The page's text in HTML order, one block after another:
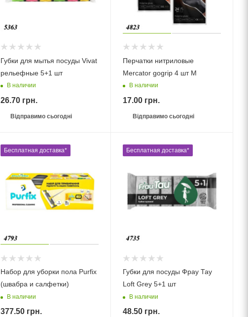
Губки для мытья посуды Vivat
рельефные 5+1 шт
В наличии
26.70грн.
Відправимо сьогодні
Перчатки нитриловые
Mercator gogrip 4 шт М
В наличии
17.00грн.
Відправимо сьогодні
Бесплатная доставка*
Набор для уборки пола Purfix
(швабра и салфетки)
В наличии
377.50грн.
Бесплатная доставка*
Губки для посуды Фрау Тау
Loft Grey 5+1 шт
В наличии
48.50грн.